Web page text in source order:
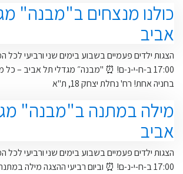
כולנו מנצחים ב"מבנה"
אביב
הצגות ילדים פעמיים בשבוע בימים שני ורביעי
17:00 ב-ח-י-נ-ם! ⏰ "מבנה״ מגדלי תל אביב –
בחניה אחת! רח' נחלת יצחק 18, ת"א
מילה במתנה ב"מבנה"
אביב
הצגות ילדים פעמיים בשבוע בימים שני ורביעי
17:00 ב-ח-י-נ-ם! ⏰ וביום רביעי ההצגה מילה במתנה